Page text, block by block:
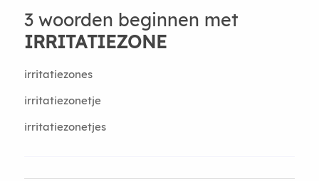
3 woorden beginnen met
IRRITATIEZONE
irritatiezones
irritatiezonetje
irritatiezonetjes